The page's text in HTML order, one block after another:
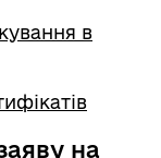
в
на